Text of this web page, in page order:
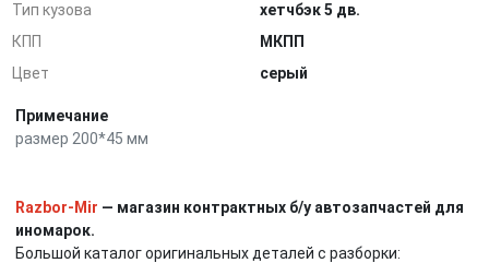
Тип кузова
хетчбэк 5 дв.
КПП
МКПП
Цвет
серый
Примечание
размер 200*45 мм
Razbor-Mir — магазин контрактных б/у автозапчастей для
иномарок.
Большой каталог оригинальных деталей с разборки: